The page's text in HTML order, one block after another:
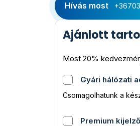
Hívás most
Ajánlott
Most 20%
Gyári hálózati
Csomagolhatunk a
Premium